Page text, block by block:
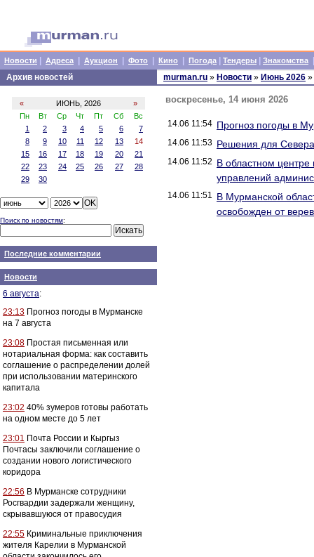
Новости Адреса Аукцион Фото Кино Погода Тендеры Знакомства
Архив новостей
« ИЮНЬ, 2026
»
Пн
Вт Ср Чт Пт Сб
Вс
1
2 3 4 5 6
7
8
9 10 11 12 13
14
15
16 17 18 19 20
21
22
23 24 25 26 27
28
29
30
Поиск по новостям:
Последние комментарии
Новости
6 августа:
23:13 Прогноз погоды в Мурманске
на 7 августа
23:08 Простая письменная или
нотариальная форма: как составить
соглашение о распределении долей
при использовании материнского
капитала
23:02 40% зумеров готовы работать
на одном месте до 5 лет
23:01 Почта России и Кыргыз
Почтасы заключили соглашение о
создании нового логистического
коридора
22:56 В Мурманске сотрудники
Росгвардии задержали женщину,
скрывавшуюся от правосудия
22:55 Криминальные приключения
жителя Карелии в Мурманской
murman.ru » Новости » Июнь 2026
воскресенье, 14 июня 2026
14.06 11:54 Прогноз погоды в
14.06 11:53 Решения для
14.06 11:52 В областном
управлений
14.06 11:51 В Мурманской
освобожден от